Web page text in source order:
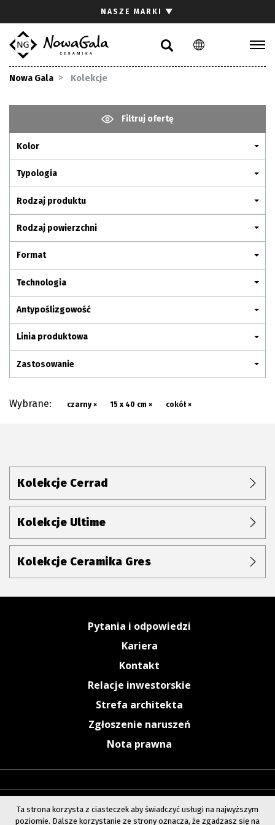
PL EN
NASZE MARKI ▼
Nowa Gala Kolekcje
Filtruj ofertę
Kolor
Typologia
Rodzaj produktu
Rodzaj powierzchni
Format
Technologia
Antypoślizgowość
Linia produktowa
Zastosowanie
Wybrane: czarny × 15 x 40 cm × cokół ×
Kolekcje Cerrad
Kolekcje Ultime
Kolekcje Ceramika Gres
Pytania i odpowiedzi
Kariera
Kontakt
Relacje inwestorskie
Strefa architekta
Zgłoszenie naruszeń
Nota prawna
Gdzie kupić
Pliki do pobrania
Pytania i odpowiedzi
Kariera
Kontakt
Komunikacja z akcjonariuszami
Ta strona korzysta z ciasteczek aby świadczyć usługi na najwyższym
poziomie. Dalsze korzystanie ze strony oznacza, że zgadzasz się na